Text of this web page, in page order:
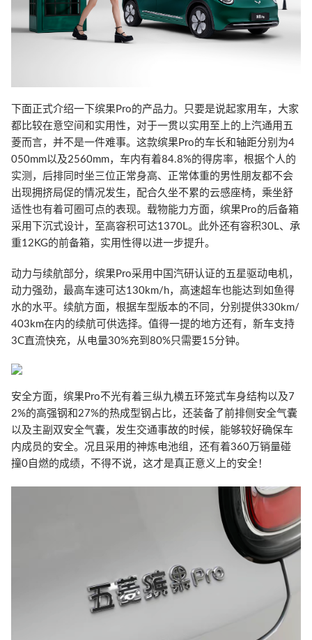
下面正式介绍一下缤果Pro的产品力。只要是说起家用车，大家
都比较在意空间和实用性，对于一贯以实用至上的上汽通用五
菱而言，并不是一件难事。这款缤果Pro的车长和轴距分别为4
050mm以及2560mm，车内有着84.8%的得房率，根据个人的
实测，后排同时坐三位正常身高、正常体重的男性朋友都不会
出现拥挤局促的情况发生，配合久坐不累的云感座椅，乘坐舒
适性也有着可圈可点的表现。载物能力方面，缤果Pro的后备箱
采用下沉式设计，至高容积可达1370L。此外还有容积30L、承
重12KG的前备箱，实用性得以进一步提升。
动力与续航部分，缤果Pro采用中国汽研认证的五星驱动电机，
动力强劲，最高车速可达130km/h，高速超车也能达到如鱼得
水的水平。续航方面，根据车型版本的不同，分别提供330km/
403km在内的续航可供选择。值得一提的地方还有，新车支持
3C直流快充，从电量30%充到80%只需要15分钟。
安全方面，缤果Pro不光有着三纵九横五环笼式车身结构以及7
2%的高强钢和27%的热成型钢占比，还装备了前排侧安全气囊
以及主副双安全气囊，发生交通事故的时候，能够较好确保车
内成员的安全。况且采用的神炼电池组，还有着360万销量碰
撞0自燃的成绩，不得不说，这才是真正意义上的安全！